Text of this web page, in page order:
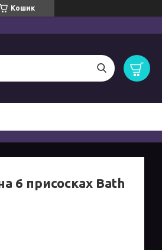
Кошик
6 присосках Bath